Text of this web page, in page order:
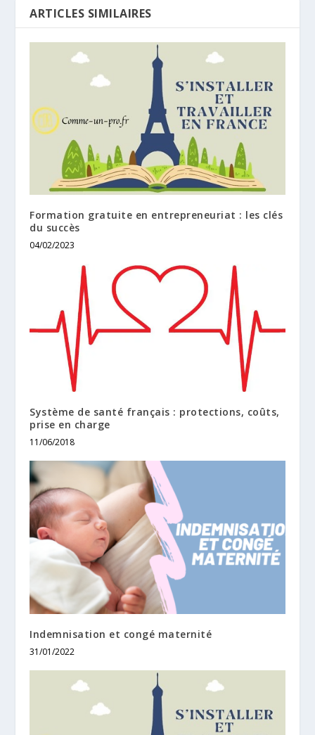
ARTICLES SIMILAIRES
Formation gratuite en entrepreneuriat : les clés
du succès
04/02/2023
Système de santé français : protections, coûts,
prise en charge
11/06/2018
Indemnisation et congé maternité
31/01/2022